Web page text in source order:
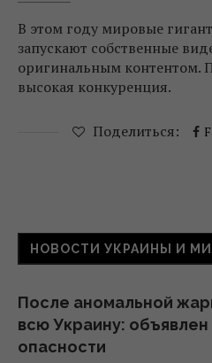
В этом году мировые
запускают собственные
оригинальным контентом.
высокая конкуренция.
Поделиться:
НОВОСТИ УКРАИНЫ И
После аномальной
всю Украину: объявлен
опасности